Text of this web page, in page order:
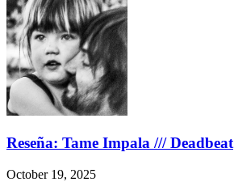
Reseña: Tame Impala /// Deadbeat
October 19, 2025